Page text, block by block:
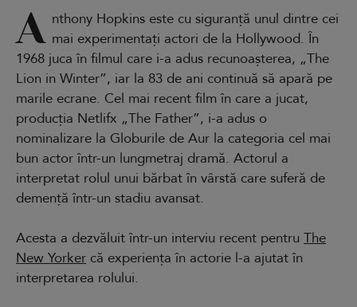
A nthony Hopkins este cu siguranță unul dintre cei
mai experimentați actori de la Hollywood. În
1968 juca în filmul care i-a adus recunoașterea, „The
Lion in Winter”, iar la 83 de ani continuă să apară pe
marile ecrane. Cel mai recent film în care a jucat,
producția Netlifx „The Father”, i-a adus o
nominalizare la Globurile de Aur la categoria cel mai
bun actor într-un lungmetraj dramă. Actorul a
interpretat rolul unui bărbat în vârstă care suferă de
demență într-un stadiu avansat.
Acesta a dezvăluit într-un interviu recent pentru The
New Yorker că experiența în actorie l-a ajutat în
interpretarea rolului.